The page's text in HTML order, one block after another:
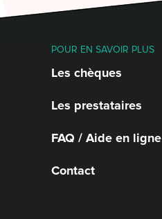
POUR EN SAVOIR PLUS
Les chèques
Les prestataires
FAQ / Aide en ligne
Contact